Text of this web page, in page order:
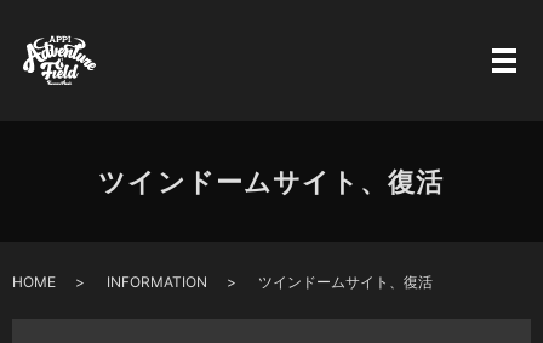
ツインドームサイト、復活
HOME INFORMATION ツインドームサイト、復活